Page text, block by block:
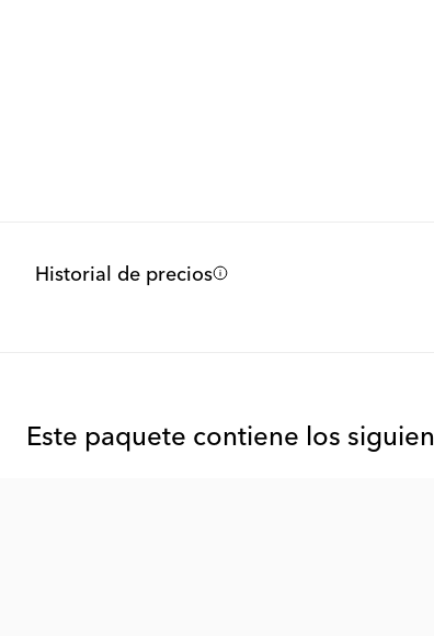
Historial de precios
Este paquete contiene los